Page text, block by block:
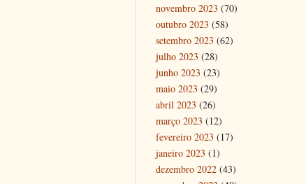
novembro 2023 (70)
outubro 2023 (58)
setembro 2023 (62)
julho 2023 (28)
junho 2023 (23)
maio 2023 (29)
abril 2023 (26)
março 2023 (12)
fevereiro 2023 (17)
janeiro 2023 (1)
dezembro 2022 (43)